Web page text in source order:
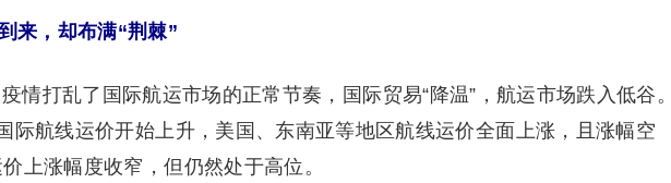
来，却布满“荆棘”
打乱了国际航运市场的正常节奏，国际贸易“降温”，航运市场跌入低谷。
际航线运价开始上升，美国、东南亚等地区航线运价全面上涨，且涨幅空
上涨幅度收窄，但仍然处于高位。